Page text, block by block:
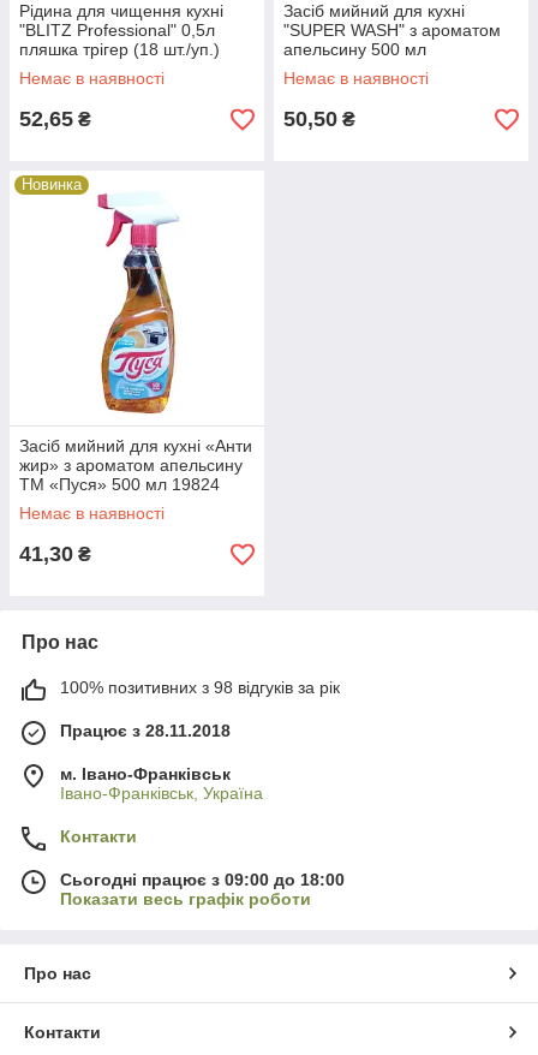
Рідина для чищення кухні
"BLITZ Professional" 0,5л
пляшка трігер (18 шт./уп.)
19824
Немає в наявності
52,65 ₴
Засіб мийний для кухні
"SUPER WASH" з ароматом
апельсину 500 мл
Немає в наявності
50,50 ₴
Новинка
Засіб мийний для кухні «Анти
жир» з ароматом апельсину
ТМ «Пуся» 500 мл 19824
Немає в наявності
41,30 ₴
Про нас
100% позитивних з 98 відгуків за рік
Працює з 28.11.2018
м. Івано-Франківськ
Івано-Франківськ, Україна
Контакти
Сьогодні працює з 09:00 до 18:00
Показати весь графік роботи
Про нас
Контакти